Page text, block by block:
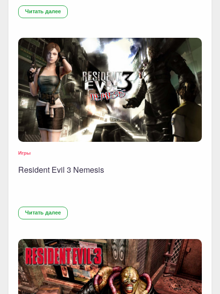
Читать далее
Игры
Resident Evil 3 Nemesis
Читать далее